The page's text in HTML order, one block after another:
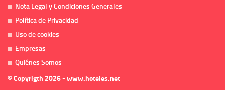
Nota Legal y Condiciones Generales
Política de Privacidad
Uso de cookies
Empresas
Quiénes Somos
© Copyrigth 2026 - www.hoteles.net